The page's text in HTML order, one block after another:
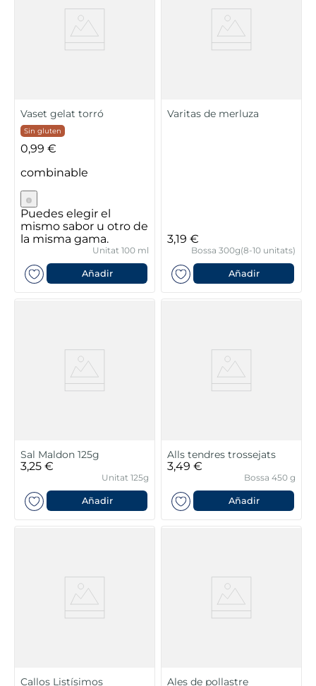
Vaset gelat torró
Sin gluten
0,99 €
combinable
Puedes elegir el
mismo sabor u otro de
la misma gama.
Unitat 100 ml
Añadir
Varitas de merluza
3,19 €
Bossa 300g(8-10 unitats)
Añadir
Sal Maldon 125g
3,25 €
Unitat 125g
Añadir
Alls tendres trossejats
3,49 €
Bossa 450 g
Añadir
Callos Listísimos Ales de pollastre